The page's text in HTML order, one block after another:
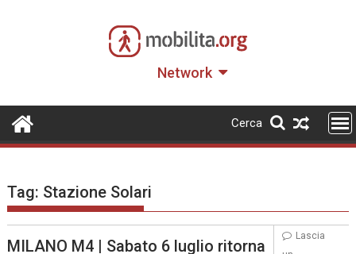
Network
Cerca
Tag: Stazione Solari
MILANO M4 | Sabato 6 luglio ritorna
Lascia